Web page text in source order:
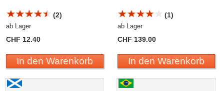
(2)
ab Lager
CHF 12.40
In den Warenkorb
(1)
ab Lager
CHF 139.00
In den Warenkorb